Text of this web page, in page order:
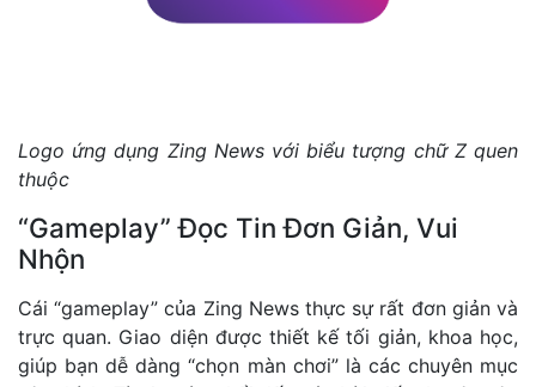
Logo ứng dụng Zing News với biểu tượng chữ Z quen
thuộc
“Gameplay” Đọc Tin Đơn Giản, Vui
Nhộn
Cái “gameplay” của Zing News thực sự rất đơn giản và
trực quan. Giao diện được thiết kế tối giản, khoa học,
giúp bạn dễ dàng “chọn màn chơi” là các chuyên mục